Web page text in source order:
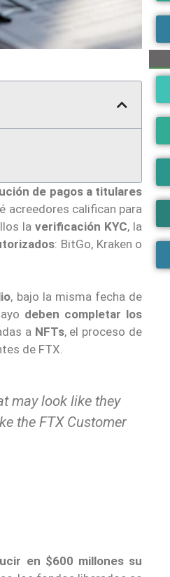
de pagos a titulares
acreedores califican para
laverificación KYC, la
: BitGo, Kraken o
, bajo la misma fecha de
deben completar los
a NFTs, el proceso de
de FTX.
may look like they
the FTX Customer
en $600 millones su